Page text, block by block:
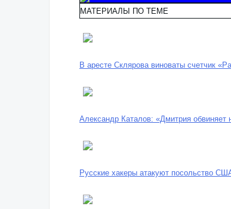
МАТЕРИАЛЫ ПО ТЕМЕ
В аресте Склярова виноваты счетчик
Александр Каталов: «Дмитрия обвиняет
Русские хакеры атакуют посольство